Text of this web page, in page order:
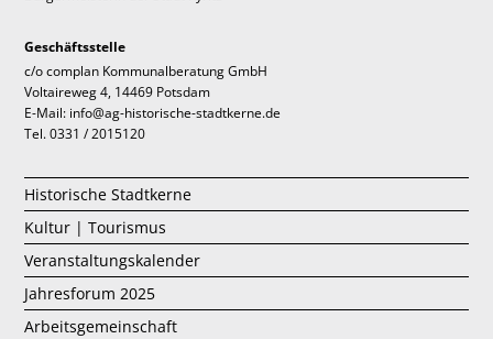
Geschäftsstelle
c/o complan Kommunalberatung GmbH
Voltaireweg 4, 14469 Potsdam
E-Mail: info@ag-historische-stadtkerne.de
Tel. 0331 / 2015120
Historische Stadtkerne
Kultur | Tourismus
Veranstaltungskalender
Jahresforum 2025
Arbeitsgemeinschaft